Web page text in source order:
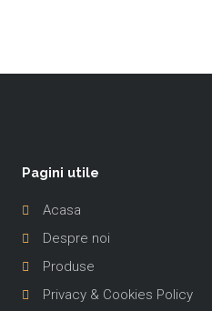
Pagini utile
Acasa
Despre noi
Produse
Privacy & Cookies Policy